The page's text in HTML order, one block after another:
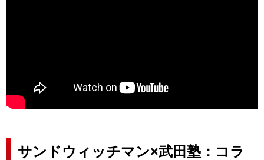
サンドウィッチマン×武田塾：コラ